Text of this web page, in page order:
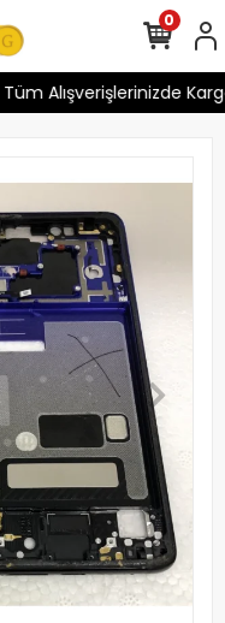
Tüm Alışverişlerinizde
0